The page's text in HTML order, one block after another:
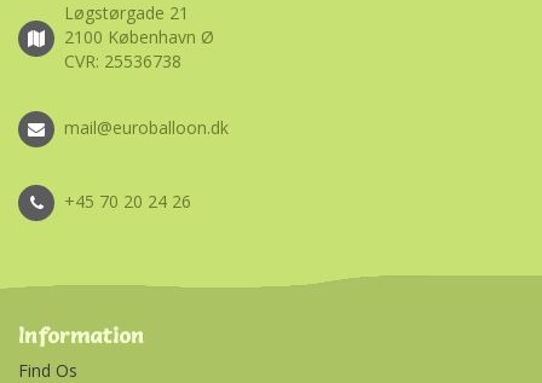
Løgstørgade 21
2100 København Ø
CVR: 25536738
mail@euroballoon.dk
+45 70 20 24 26
Information
Find Os